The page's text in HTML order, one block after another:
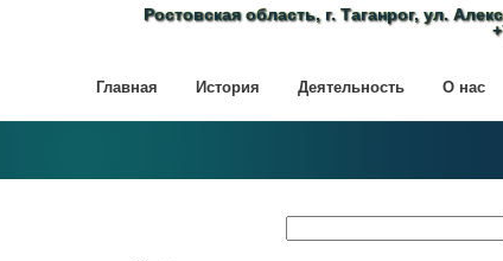
Ростовская область, г. Таганрог, ул.
Главная История Деятельность О нас